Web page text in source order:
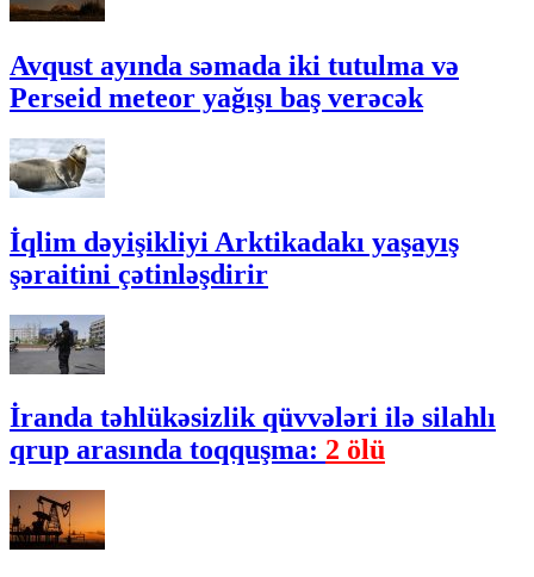
Avqust ayında səmada iki tutulma və
Perseid meteor yağışı baş verəcək
İqlim dəyişikliyi Arktikadakı yaşayış
şəraitini çətinləşdirir
İranda təhlükəsizlik qüvvələri ilə silahlı
qrup arasında toqquşma: 2 ölü